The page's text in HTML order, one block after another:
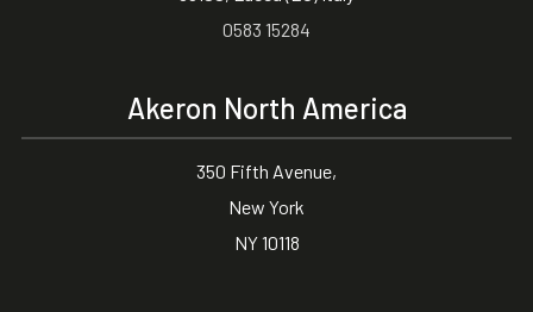
0583 15284
Akeron North America
350 Fifth Avenue,
New York
NY 10118